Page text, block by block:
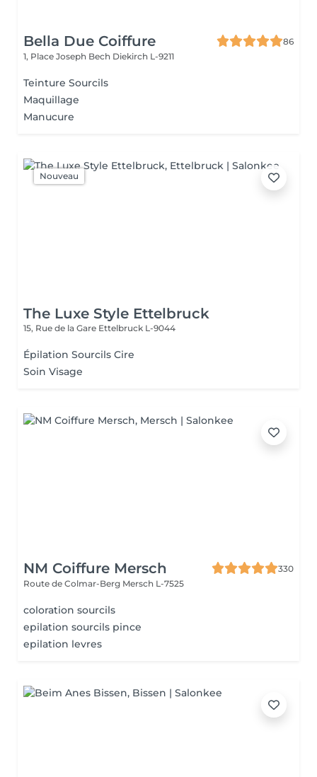
Bella Due Coiffure
86
1, Place Joseph Bech Diekirch L-9211
Teinture Sourcils
Maquillage
Manucure
Nouveau
The Luxe Style Ettelbruck
15, Rue de la Gare Ettelbruck L-9044
Épilation Sourcils Cire
Soin Visage
NM Coiffure Mersch
330
Route de Colmar-Berg Mersch L-7525
coloration sourcils
epilation sourcils pince
epilation levres